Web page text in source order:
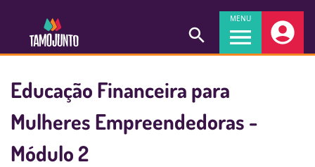
MENU
Educação Financeira para
Mulheres Empreendedoras -
Módulo 2